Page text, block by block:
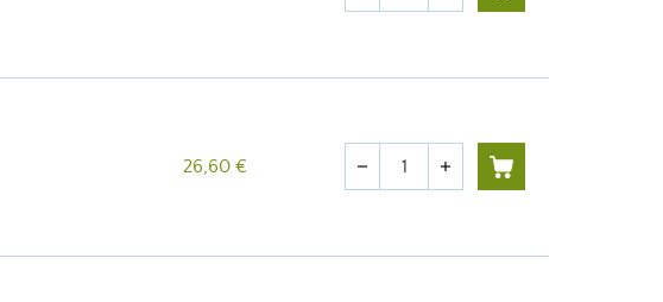
26,60 € Quantité
remove add